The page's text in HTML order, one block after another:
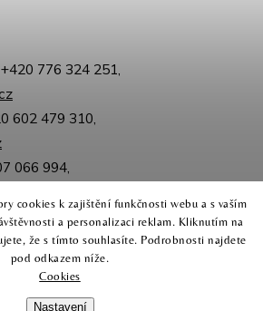
cookies k zajištění funkčnosti webu a s vaším
a personalizaci reklam. Kliknutím na
že s tímto souhlasíte. Podrobnosti najdete
pod odkazem níže.
Cookies
Nastavení
+420 776 324 251,
602 479 310,
066 994,